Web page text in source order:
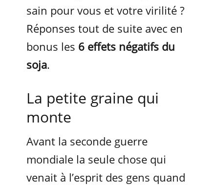
sain pour vous et votre virilité ?
Réponses tout de suite avec en
bonus les 6 effets négatifs du
soja.
La petite graine qui
monte
Avant la seconde guerre
mondiale la seule chose qui
venait à l’esprit des gens quand